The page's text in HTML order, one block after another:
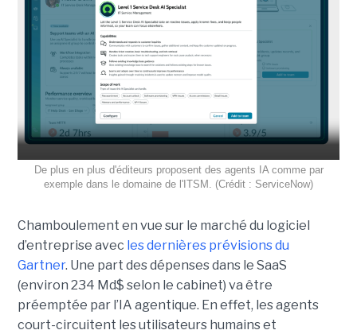
De plus en plus d'éditeurs proposent des agents IA comme par
exemple dans le domaine de l'ITSM. (Crédit : ServiceNow)
Chamboulement en vue sur le marché du logiciel
d’entreprise avec les dernières prévisions du
Gartner. Une part des dépenses dans le SaaS
(environ 234 Md$ selon le cabinet) va être
préemptée par l’IA agentique. En effet, les agents
court-circuitent les utilisateurs humains et